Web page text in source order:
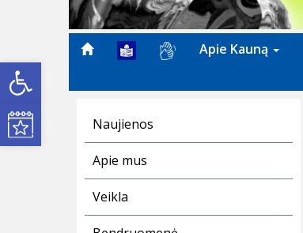
Open toolbar
Kultūros renginiai
Apie Kauną
Naujienos
Apie mus
Veikla